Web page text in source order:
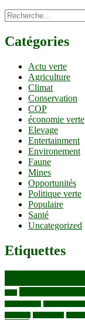
Recherche…
Catégories
Actu verte
Agriculture
Climat
Conservation
COP
économie verte
Elevage
Entertainment
Environement
Faune
Mines
Opportunités
Politique verte
Populaire
Santé
Uncategorized
Etiquettes